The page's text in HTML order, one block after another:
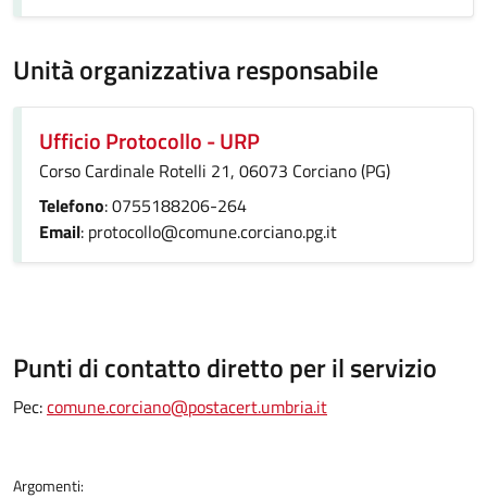
Unità organizzativa responsabile
Ufficio Protocollo - URP
Corso Cardinale Rotelli 21, 06073 Corciano (PG)
Telefono: 0755188206-264
Email: protocollo@comune.corciano.pg.it
Punti di contatto diretto per il servizio
Pec:comune.corciano@postacert.umbria.it
Argomenti: